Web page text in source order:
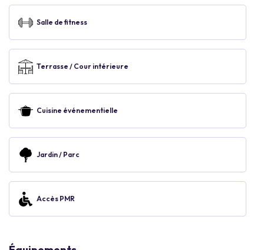
Salle de fitness
Terrasse / Cour intérieure
Cuisine événementielle
Jardin / Parc
Accès PMR